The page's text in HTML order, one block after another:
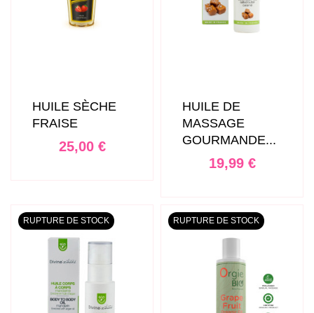
HUILE SÈCHE
FRAISE
Prix
25,00 €
HUILE DE
MASSAGE
GOURMANDE...
Prix
19,99 €
RUPTURE DE STOCK RUPTURE DE STOCK